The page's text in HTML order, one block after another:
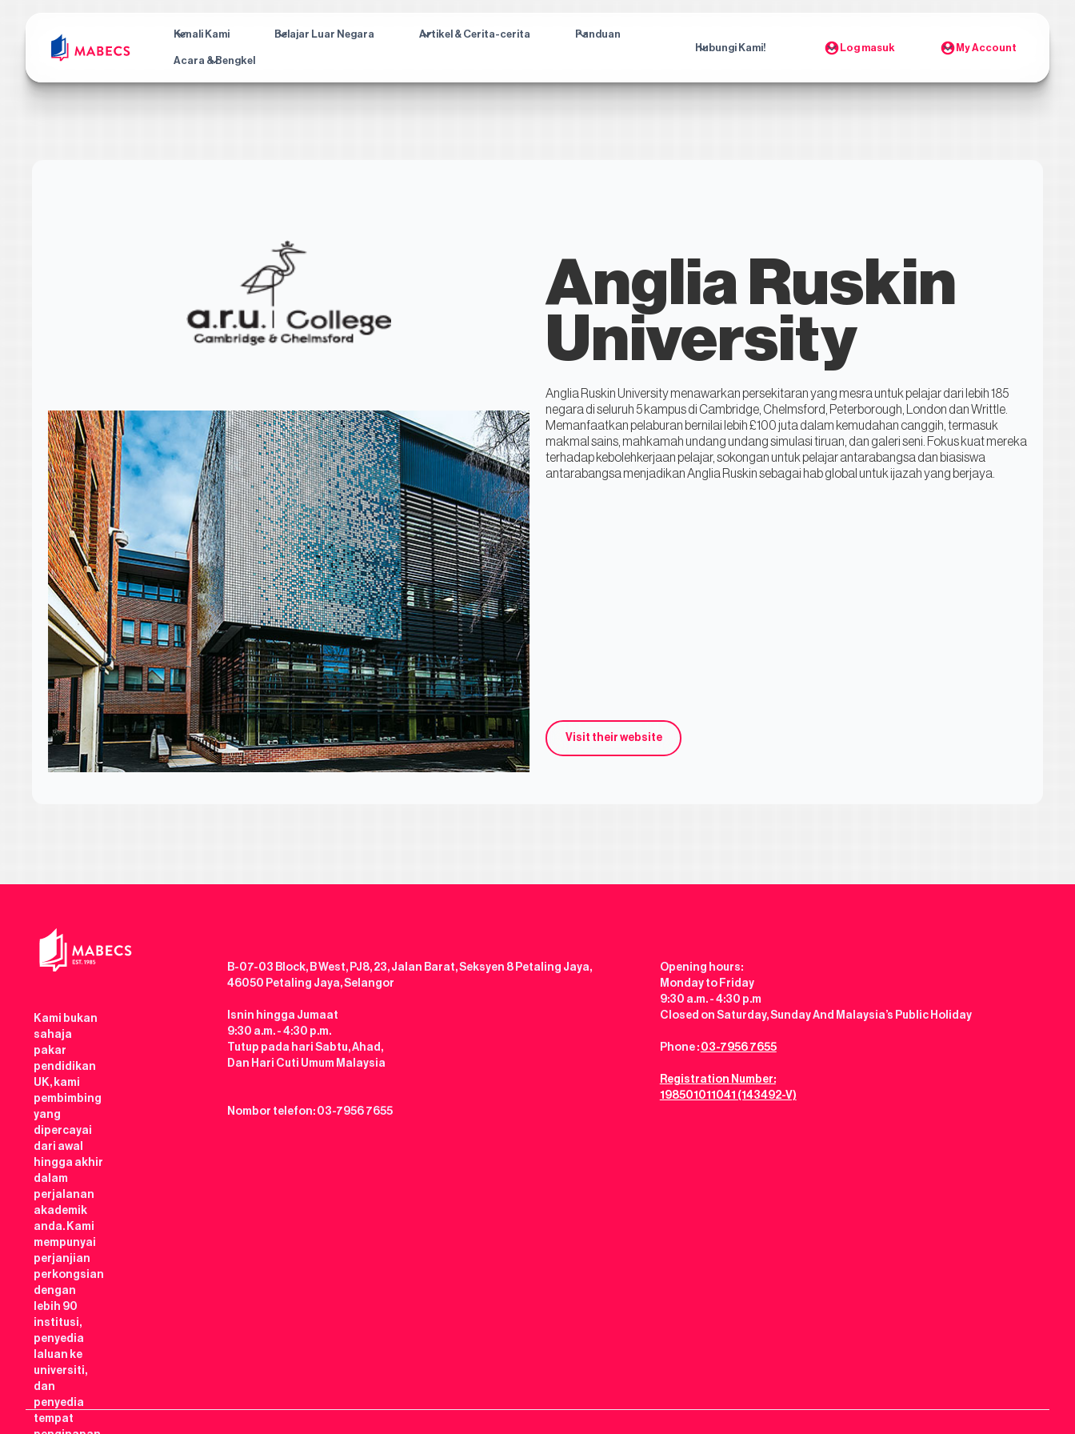
Kenali Kami Belajar Luar Negara Artikel & Cerita-cerita Panduan
Acara & Bengkel
Hubungi Kami! Log masuk My Account
Anglia Ruskin
University
Anglia Ruskin University menawarkan persekitaran yang mesra untuk pelajar dari lebih 185
negara di seluruh 5 kampus di Cambridge, Chelmsford, Peterborough, London dan Writtle.
Memanfaatkan pelaburan bernilai lebih £100 juta dalam kemudahan canggih, termasuk
makmal sains, mahkamah undang undang simulasi tiruan, dan galeri seni. Fokus kuat mereka
terhadap kebolehkerjaan pelajar, sokongan untuk pelajar antarabangsa dan biasiswa
antarabangsa menjadikan Anglia Ruskin sebagai hab global untuk ijazah yang berjaya.
Visit their website
Kami bukan
sahaja
pakar
pendidikan
UK, kami
pembimbing
yang
dipercayai
dari awal
hingga akhir
dalam
perjalanan
akademik
anda. Kami
mempunyai
perjanjian
perkongsian
dengan
lebih 90
institusi,
penyedia
laluan ke
universiti,
dan
penyedia
tempat
B-07-03 Block, B West, PJ8, 23, Jalan Barat, Seksyen 8 Petaling Jaya,
46050 Petaling Jaya, Selangor
Isnin hingga Jumaat
9:30 a.m. - 4:30 p.m.
Tutup pada hari Sabtu, Ahad,
Dan Hari Cuti Umum Malaysia
Nombor telefon: 03-7956 7655
Opening hours:
Monday to Friday
9:30 a.m. - 4:30 p.m
Closed on Saturday, Sunday And Malaysia’s Public Holiday
Phone : 03-7956 7655
Registration Number:
198501011041 (143492-V)